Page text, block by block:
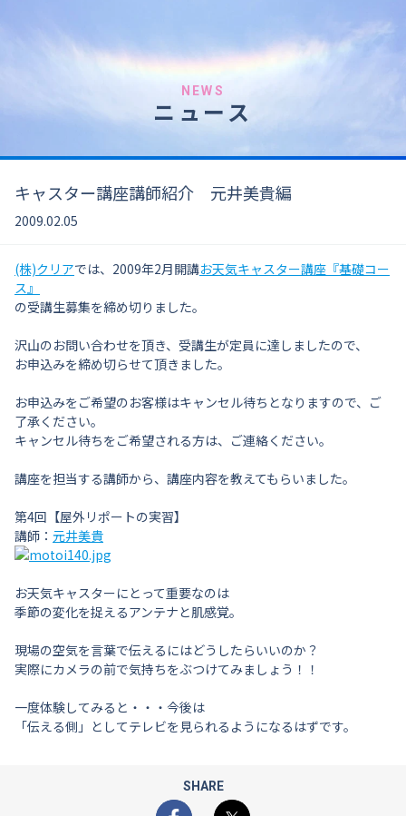
NEWS
ニュース
キャスター講座講師紹介 元井美貴編
2009.02.05
(株)クリアでは、2009年2月開講お天気キャスター講座『基礎コー
ス』
の受講生募集を締め切りました。
沢山のお問い合わせを頂き、受講生が定員に達しましたので、
お申込みを締め切らせて頂きました。
お申込みをご希望のお客様はキャンセル待ちとなりますので、ご
了承ください。
キャンセル待ちをご希望される方は、ご連絡ください。
講座を担当する講師から、講座内容を教えてもらいました。
第4回【屋外リポートの実習】
講師： 元井美貴
お天気キャスターにとって重要なのは
季節の変化を捉えるアンテナと肌感覚。
現場の空気を言葉で伝えるにはどうしたらいいのか？
実際にカメラの前で気持ちをぶつけてみましょう！！
一度体験してみると・・・今後は
「伝える側」としてテレビを見られるようになるはずです。
SHARE